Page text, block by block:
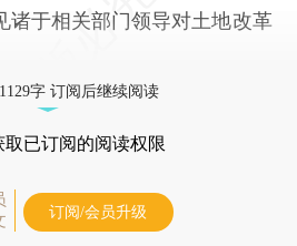
诸于相关部门领导对土地改革
字 订阅后继续阅读
取已订阅的阅读权限
订阅/会员升级